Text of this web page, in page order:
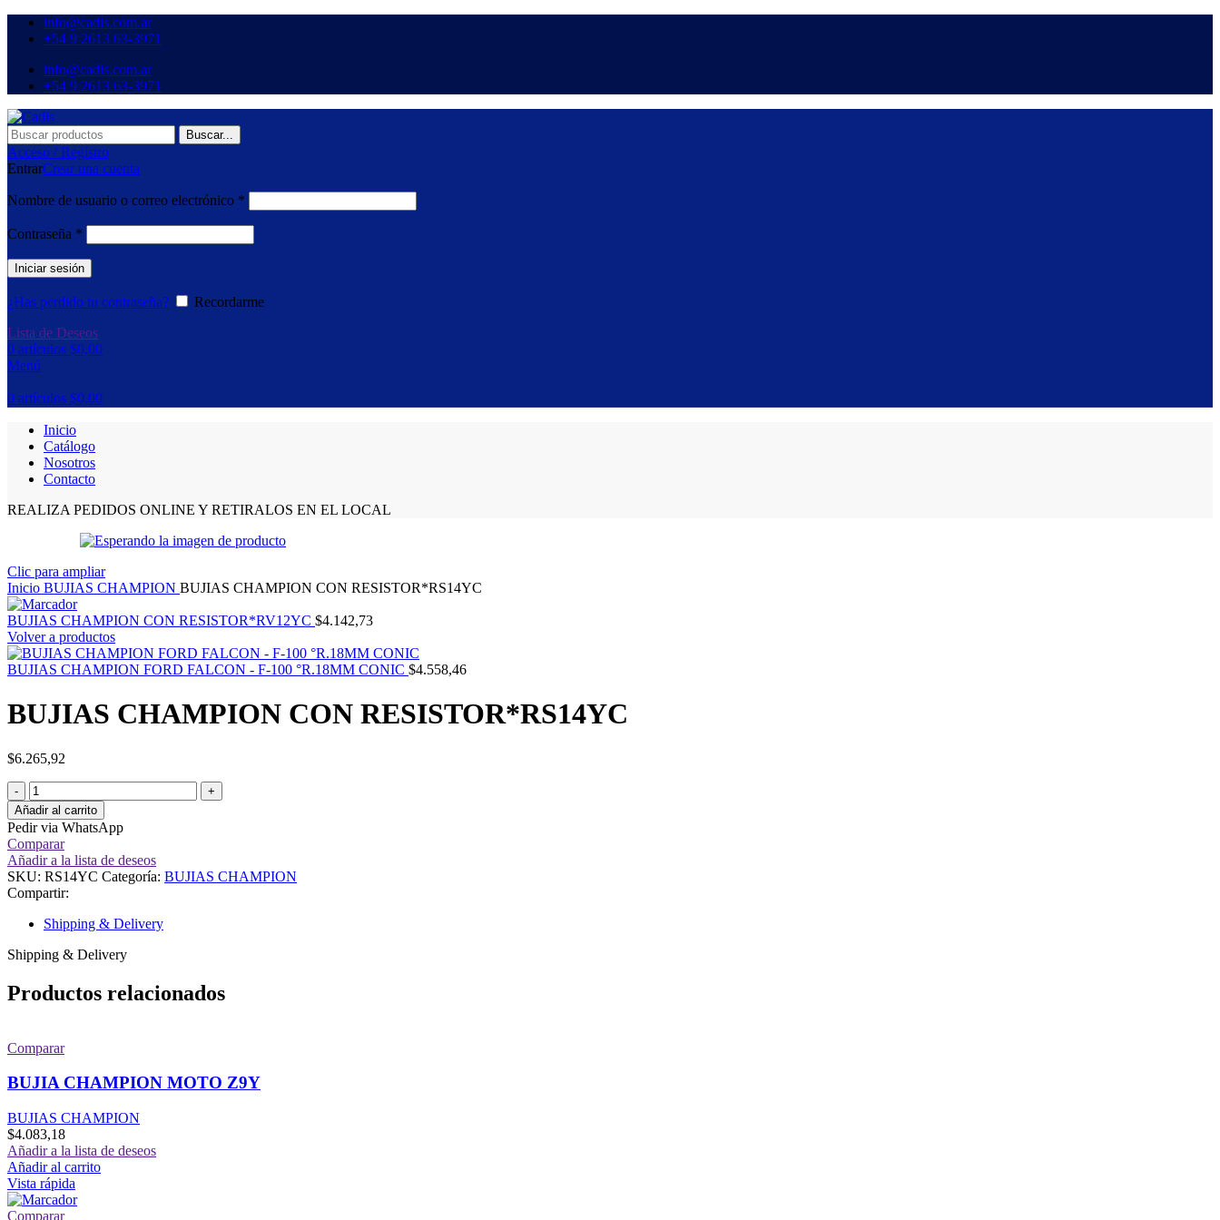
info@cadis.com.ar
‪+54 9 2613 63‑3971‬
info@cadis.com.ar
‪+54 9 2613 63‑3971‬
Buscar...
Acceso / Registro
EntrarCrear una cuenta
Nombre de usuario o correo electrónico *
Contraseña *
Iniciar sesión
¿Has perdido tu contraseña?
Recordarme
Lista de Deseos
0 artículos $0,00
Menú
0 artículos $0,00
Inicio
Catálogo
Nosotros
Contacto
REALIZA PEDIDOS ONLINE Y RETIRALOS EN EL LOCAL
Clic para ampliar
Inicio BUJIAS CHAMPION BUJIAS CHAMPION CON RESISTOR*RS14YC
BUJIAS CHAMPION CON RESISTOR*RV12YC $4.142,73
Volver a productos
BUJIAS CHAMPION FORD FALCON - F-100 °R.18MM CONIC $4.558,46
BUJIAS CHAMPION CON RESISTOR*RS14YC
$6.265,92
Añadir al carrito
Pedir via WhatsApp
Comparar
Añadir a la lista de deseos
SKU: RS14YC Categoría: BUJIAS CHAMPION
Compartir:
Shipping & Delivery
Shipping & Delivery
Productos relacionados
Comparar
BUJIA CHAMPION MOTO Z9Y
BUJIAS CHAMPION
$4.083,18
Añadir a la lista de deseos
Añadir al carrito
Vista rápida
Comparar